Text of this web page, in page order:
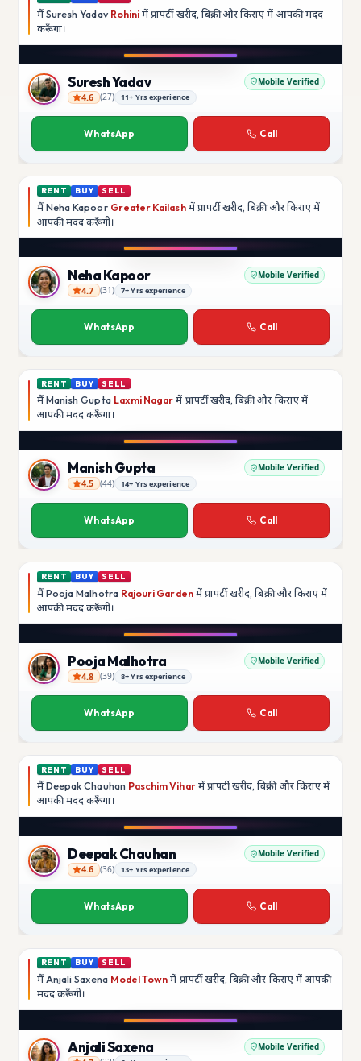
मैं Suresh Yadav Rohini में प्रापर्टी खरीद, बिक्री और किराए में आपकी मदद
करूँगा।
Suresh Yadav
Suresh Yadav Mobile Verified
4.6 (27) 11+ Yrs experience
WhatsApp Call
RENT BUY SELL
मैं Neha Kapoor Greater Kailashमें प्रापर्टी खरीद, बिक्री और किराए में
आपकी मददकरूँगी।
Neha Kapoor
Neha Kapoor Mobile Verified
4.7 (31) 7+ Yrs experience
WhatsApp Call
RENT BUY SELL
मैं Manish Gupta Laxmi Nagar में प्रापर्टी खरीद, बिक्री और किराए में
आपकी मददकरूँगा।
Manish Gupta
Manish Gupta Mobile Verified
4.5 (44) 14+ Yrs experience
WhatsApp Call
RENT BUY SELL
मैं Pooja Malhotra Rajouri Gardenमें प्रापर्टी खरीद, बिक्री और किराए में
आपकी मददकरूँगी।
Pooja Malhotra
Pooja Malhotra Mobile Verified
4.8 (39) 8+ Yrs experience
WhatsApp Call
RENT BUY SELL
मैं Deepak Chauhan Paschim Viharमें प्रापर्टी खरीद, बिक्री और किराए में
आपकी मददकरूँगा।
Deepak Chauhan
Deepak Chauhan Mobile Verified
4.6 (36) 13+ Yrs experience
WhatsApp Call
RENT BUY SELL
मैं Anjali Saxena Model Town में प्रापर्टी खरीद, बिक्री और किराए में आपकी
मददकरूँगी।
Anjali Saxena Mobile Verified